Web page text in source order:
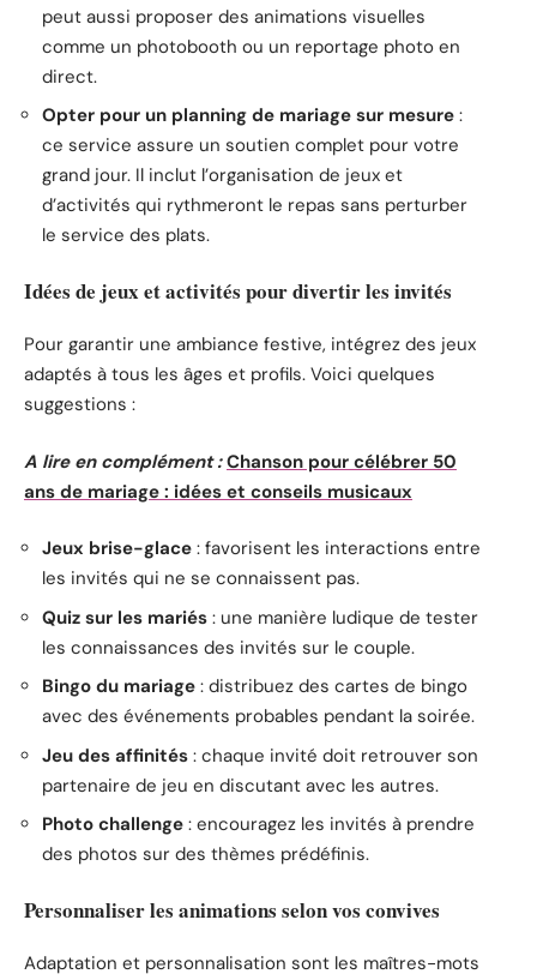
peut aussi proposer des animations visuelles
comme un photobooth ou un reportage photo en
direct.
Opter pour un planning de mariage sur mesure :
ce service assure un soutien complet pour votre
grand jour. Il inclut l’organisation de jeux et
d’activités qui rythmeront le repas sans perturber
le service des plats.
Idées de jeux et activités pour divertir les invités
Pour garantir une ambiance festive, intégrez des jeux
adaptés à tous les âges et profils. Voici quelques
suggestions :
A lire en complément : Chanson pour célébrer 50
ans de mariage : idées et conseils musicaux
Jeux brise-glace : favorisent les interactions entre
les invités qui ne se connaissent pas.
Quiz sur les mariés : une manière ludique de tester
les connaissances des invités sur le couple.
Bingo du mariage : distribuez des cartes de bingo
avec des événements probables pendant la soirée.
Jeu des affinités : chaque invité doit retrouver son
partenaire de jeu en discutant avec les autres.
Photo challenge : encouragez les invités à prendre
des photos sur des thèmes prédéfinis.
Personnaliser les animations selon vos convives
Adaptation et personnalisation sont les maîtres-mots